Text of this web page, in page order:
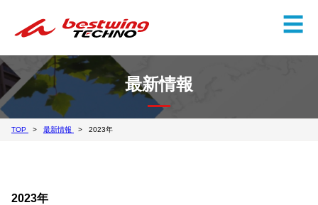
☰
✕
最新情報
TOP 最新情報 2023年
2023年